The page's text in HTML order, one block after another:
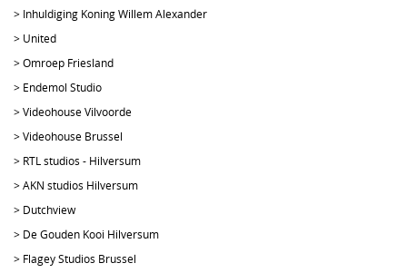
> Inhuldiging Koning Willem Alexander
> United
>Omroep Friesland
> Endemol Studio
>Videohouse Vilvoorde
>Videohouse Brussel
> RTL studios - Hilversum
>AKN studios Hilversum
> Dutchview
> De Gouden Kooi Hilversum
> Flagey Studios Brussel